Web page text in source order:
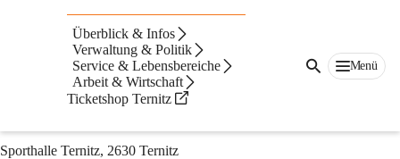
Überblick & Infos
Verwaltung & Politik
Service & Lebensbereiche
Arbeit & Wirtschaft
Ticketshop Ternitz
Menü
Massage
KEG Christian Völkerer
Sporthalle Ternitz, 2630 Ternitz